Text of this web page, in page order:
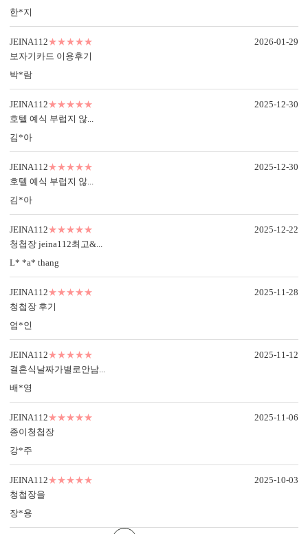
내용 인쇄
봉투 인쇄
한*지
JEINA112★★★★★
보자기카드 이용후기
박*람
2026-01-29
JEINA112★★★★★
호텔 예식 부럽지 않...
김*아
2025-12-30
JEINA112★★★★★
호텔 예식 부럽지 않...
김*아
2025-12-30
JEINA112★★★★★
청첩장 jeina112최고&...
L* *a* thang
2025-12-22
JEINA112★★★★★
청첩장 후기
엄*인
2025-11-28
JEINA112★★★★★
결혼식날짜가별로안남...
배*영
2025-11-12
JEINA112★★★★★
종이청첩장
강*주
2025-11-06
JEINA112★★★★★
청첩장을
장*용
2025-10-03